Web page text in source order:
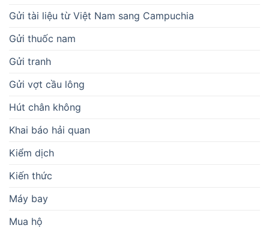
Gửi tài liệu từ Việt Nam sang Campuchia
Gửi thuốc nam
Gửi tranh
Gửi vợt cầu lông
Hút chân không
Khai báo hải quan
Kiểm dịch
Kiến thức
Máy bay
Mua hộ